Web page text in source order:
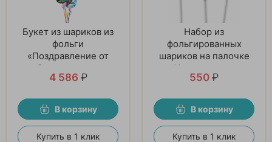
Букет из шариков из
фольги
«Поздравление от
Супергероев»
4 586 ₽
В корзину
Купить в 1 клик
Набор из
фольгированных
шариков на палочке
«Ударная сила»
550 ₽
В корзину
Купить в 1 клик